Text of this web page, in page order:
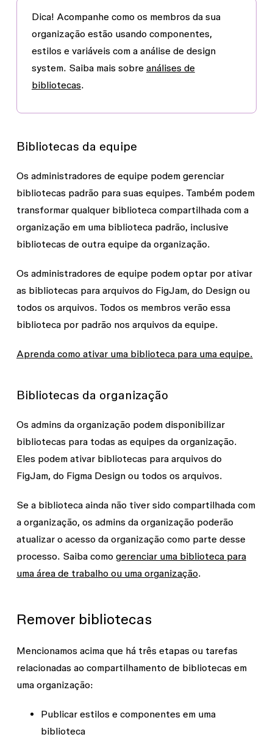
Dica! Acompanhe como os membros da sua
organização estão usando componentes,
estilos e variáveis com a análise de design
system. Saiba mais sobre análises de
bibliotecas.
Bibliotecas da equipe
Os administradores de equipe podem gerenciar
bibliotecas padrão para suas equipes. Também podem
transformar qualquer biblioteca compartilhada com a
organização em uma biblioteca padrão, inclusive
bibliotecas de outra equipe da organização.
Os administradores de equipe podem optar por ativar
as bibliotecas para arquivos do FigJam, do Design ou
todos os arquivos. Todos os membros verão essa
biblioteca por padrão nos arquivos da equipe.
Aprenda como ativar uma biblioteca para uma equipe.
Bibliotecas da organização
Os admins da organização podem disponibilizar
bibliotecas para todas as equipes da organização.
Eles podem ativar bibliotecas para arquivos do
FigJam, do Figma Designou todos os arquivos.
Se a biblioteca ainda não tiver sido compartilhada com
a organização, os admins da organização poderão
atualizar o acesso da organização como parte desse
processo. Saiba como gerenciar uma biblioteca para
uma área de trabalho ou uma organização.
Remover bibliotecas
Mencionamos acima que há três etapas ou tarefas
relacionadas ao compartilhamento de bibliotecas em
uma organização:
Publicar estilos e componentes em uma
biblioteca